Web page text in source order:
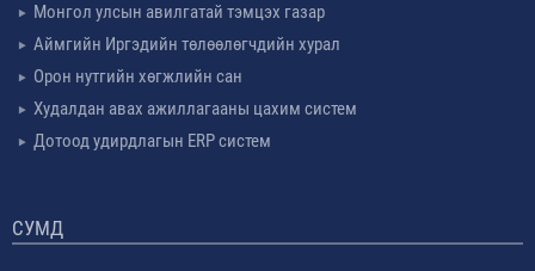
Монгол улсын авилгатай тэмцэх газар
Аймгийн Иргэдийн төлөөлөгчдийн хурал
Орон нутгийн хөгжлийн сан
Худалдан авах ажиллагааны цахим систем
Дотоод удирдлагын ERP систем
СУМД